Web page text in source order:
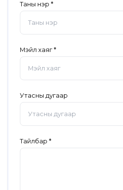
Таны нэр
Мэйл хаяг
Утасны дугаар
Тайлбар